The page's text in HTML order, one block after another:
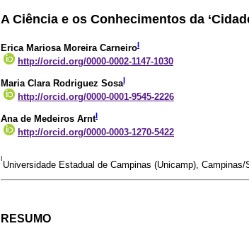
A Ciência e os Conhecimentos da
Erica Mariosa Moreira CarneiroI
http://orcid.org/0000-0002-1147-1030
Maria Clara Rodriguez SosaI
http://orcid.org/0000-0001-9545-2226
Ana de Medeiros ArntI
http://orcid.org/0000-0003-1270-5422
Universidade Estadual de Campinas (Unicamp), Campinas/
RESUMO